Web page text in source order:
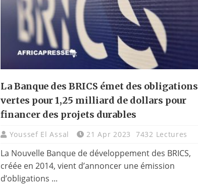
La Banque des BRICS émet des obligations
vertes pour 1,25 milliard de dollars pour
financer des projets durables
Youssef El Assal 21 Apr 2023 7432 Lectures
La Nouvelle Banque de développement des BRICS,
créée en 2014, vient d’annoncer une émission
d’obligations ...